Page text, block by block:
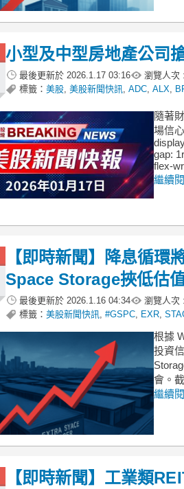
小型及中型房地產公司
最後更新於 2026.1.17 03:16 瀏覽人次 :
標籤： 美股 美股新聞快訊 ADC ALX
隨著
場信
gap:
flex-wr
繼續
【即時新聞】降息循
Space Storage挾低估
最後更新於 2026.1.16 04:34 瀏覽人次 :
標籤： 美股新聞快訊 #GSPC EXR
根據
投資
會。
繼續
【即時新聞】工業類